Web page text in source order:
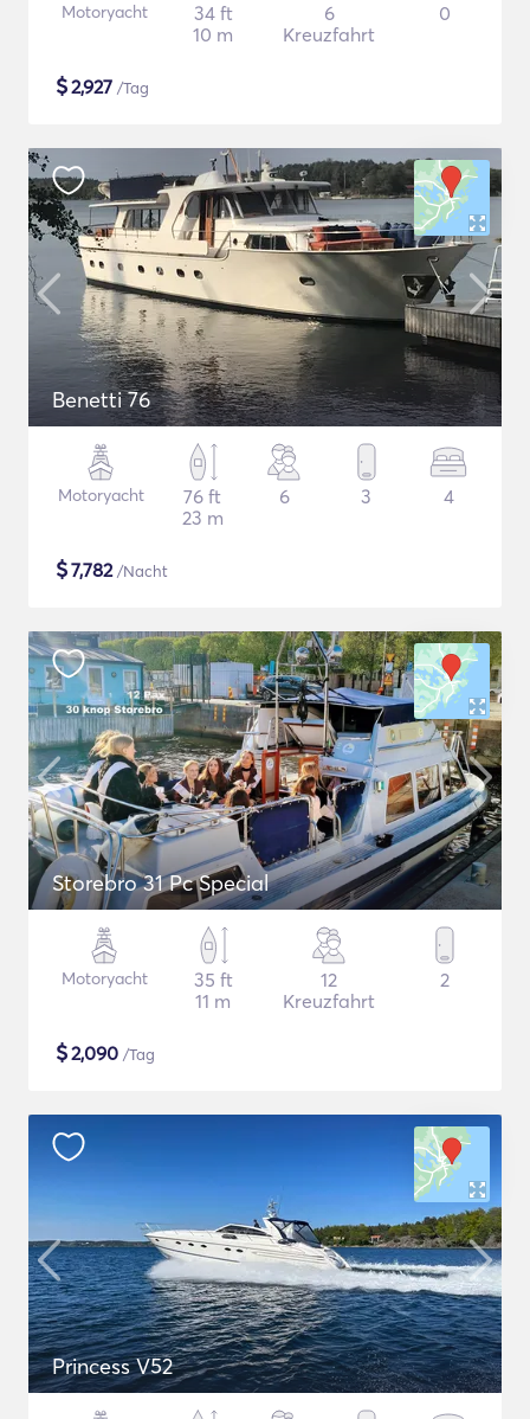
Motoryacht
34 ft
10 m
6
Kreuzfahrt
0
$2,927 /Tag
Benetti 76
Motoryacht
76 ft
23 m
6 3 4
$7,782/Nacht
Storebro 31 Pc Special
Motoryacht
35 ft
11 m
12
Kreuzfahrt
2
$2,090 /Tag
Princess V52